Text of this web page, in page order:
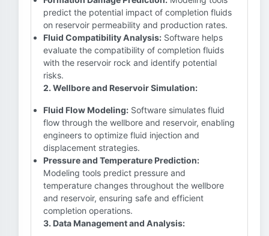
predict the potential impact of completion fluids
on reservoir permeability and production rates.
Fluid Compatibility Analysis: Software helps
evaluate the compatibility of completion fluids
with the reservoir rock and identify potential
risks.
2. Wellbore and Reservoir Simulation:
Fluid Flow Modeling: Software simulates fluid
flow through the wellbore and reservoir, enabling
engineers to optimize fluid injection and
displacement strategies.
Pressure and Temperature Prediction:
Modeling tools predict pressure and
temperature changes throughout the wellbore
and reservoir, ensuring safe and efficient
completion operations.
3. Data Management and Analysis: